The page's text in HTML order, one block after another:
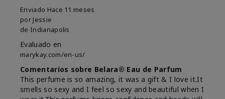
Enviado Hace 11 meses
por Jessie
de Indianapolis
Evaluado en
marykay.com/en-us/
Comentarios sobre Belara® Eau de Parfum
This perfume is so amazing, it was a gift & I love it.It
smells so sexy and I feel so sexy and beautiful when I